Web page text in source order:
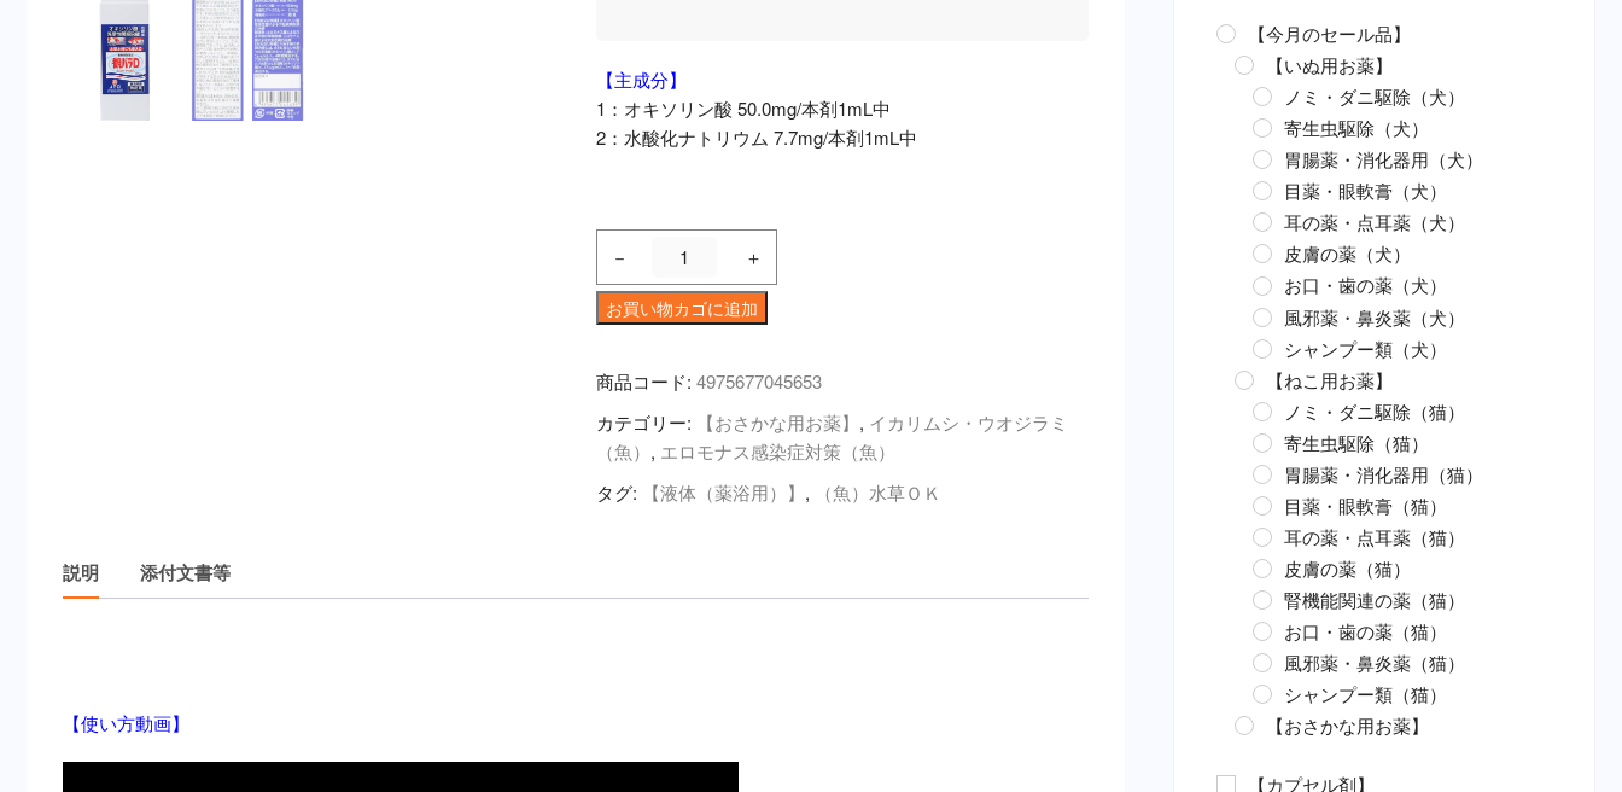
【主成分】
1：オキソリン酸 50.0mg/本剤1mL中
2：水酸化ナトリウム 7.7mg/本剤1mL中
－
パ
ラ
本
個
＋
お買い物カゴに追加
商品コード: 4975677045653
カテゴリー:
【おさかな用お薬】 , イカリムシ・ウオジラミ
（魚） , エロモナス感染症対策（魚）
タグ:
【液体（薬浴用）】 , （魚）水草ＯＫ
説明 添付文書等
【使い方動画】
【今月のセール品】
【いぬ用お薬】
ノミ・ダニ駆除（犬）
寄生虫駆除（犬）
胃腸薬・消化器用（犬）
目薬・眼軟膏（犬）
耳の薬・点耳薬（犬）
皮膚の薬（犬）
お口・歯の薬（犬）
風邪薬・鼻炎薬（犬）
シャンプー類（犬）
【ねこ用お薬】
ノミ・ダニ駆除（猫）
寄生虫駆除（猫）
胃腸薬・消化器用（猫）
目薬・眼軟膏（猫）
耳の薬・点耳薬（猫）
皮膚の薬（猫）
腎機能関連の薬（猫）
お口・歯の薬（猫）
風邪薬・鼻炎薬（猫）
シャンプー類（猫）
【おさかな用お薬】
【カプセル剤】